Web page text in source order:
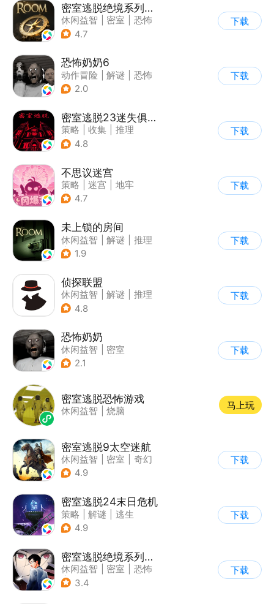
密室逃脱绝境系列2海盗船
休闲益智 密室
恐怖
| 密室逃脱
4.7
下载
恐怖奶奶6
动作冒险 解谜
恐怖
| 恐怖奶奶
2.0
下载
密室逃脱23迷失俱乐部
策略 收集
推理
| 密室逃脱
4.8
下载
不思议迷宫
策略 迷宫
地牢
| 史莱姆
4.7
下载
未上锁的房间
休闲益智 解谜
推理
| 脑洞
1.9
下载
侦探联盟
休闲益智 解谜
推理
| 侦探
4.8
下载
恐怖奶奶
休闲益智
密室
| 恐怖奶奶
2.1
下载
密室逃脱恐怖游戏
休闲益智 烧脑
马上玩
密室逃脱9太空迷航
休闲益智 密室
奇幻
| 密室逃脱
4.9
下载
密室逃脱24末日危机
策略 解谜
逃生
| 密室逃脱
4.9
下载
密室逃脱绝境系列9无人医院
休闲益智 密室
恐怖
| 密室逃脱
3.4
下载